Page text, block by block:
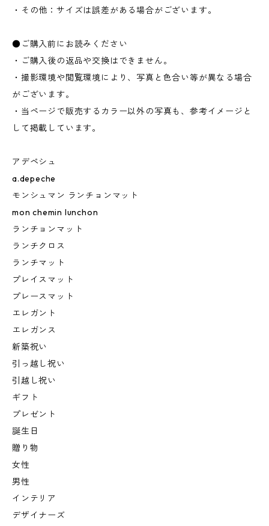
・その他：サイズは誤差がある場合がございます。
●ご購入前にお読みください
・ご購入後の返品や交換はできません。
・撮影環境や閲覧環境により、写真と色合い等が異なる場合
がございます。
・当ページで販売するカラー以外の写真も、参考イメージと
して掲載しています。
アデペシュ
a.depeche
モンシュマン ランチョンマット
mon chemin lunchon
ランチョンマット
ランチクロス
ランチマット
プレイスマット
プレースマット
エレガント
エレガンス
新築祝い
引っ越し祝い
引越し祝い
ギフト
プレゼント
誕生日
贈り物
女性
男性
インテリア
デザイナーズ